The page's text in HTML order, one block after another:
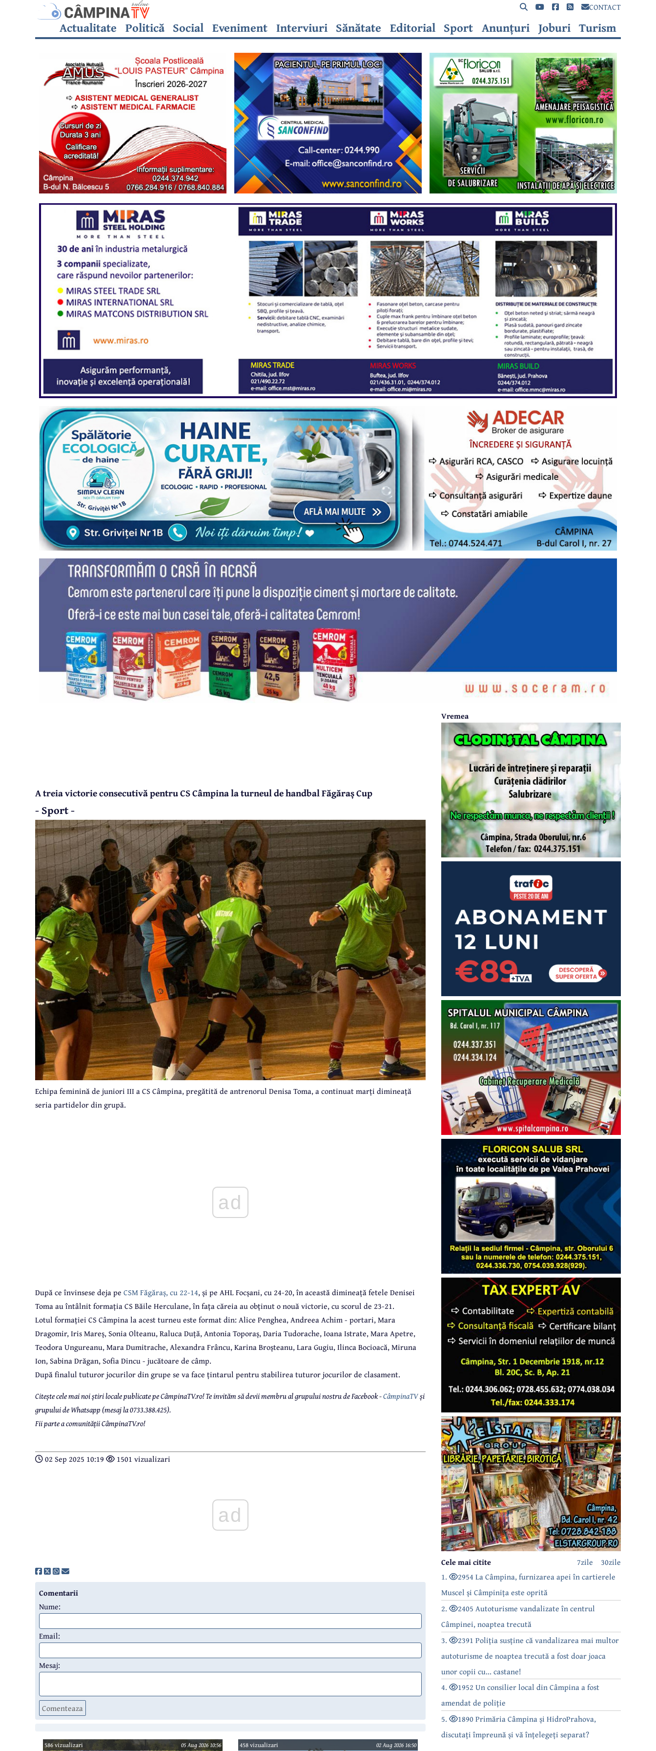
CONTACT
Actualitate Politică Social Eveniment Interviuri Sănătate Editorial Sport Anunțuri Joburi Turism
A treia victorie consecutivă pentru CS Câmpina la turneul de handbal Făgăraș Cup
- Sport -
Echipa feminină de juniori III a CS Câmpina, pregătită de antrenorul Denisa Toma, a continuat marți dimineață
seria partidelor din grupă.
ad
După ce învinsese deja pe CSM Făgăraș, cu 22-14, și pe AHL Focșani, cu 24-20, în această dimineață fetele Denisei
Toma au întâlnit formația CS Băile Herculane, în fața căreia au obținut o nouă victorie, cu scorul de 23-21.
Lotul formației CS Câmpina la acest turneu este format din: Alice Penghea, Andreea Achim - portari, Mara
Dragomir, Iris Mareș, Sonia Olteanu, Raluca Duță, Antonia Toporaș, Daria Tudorache, Ioana Istrate, Mara Apetre,
Teodora Ungureanu, Mara Dumitrache, Alexandra Frâncu, Karina Broșteanu, Lara Gugiu, Ilinca Bocioacă, Miruna
Ion, Sabina Drăgan, Sofia Dincu - jucătoare de câmp.
După finalul tuturor jocurilor din grupe se va face țintarul pentru stabilirea tuturor jocurilor de clasament.
Citește cele mai noi știri locale publicate pe CâmpinaTV.ro! Te invităm să devii membru al grupului nostru de Facebook -CâmpinaTVși
grupului de Whatsapp (mesaj la 0733.388.425).
Fii parte a comunității CâmpinaTV.ro!
02 Sep 2025 10:19 1501 vizualizari
ad
Comentarii
Nume:
Email:
Mesaj:
Comenteaza
Vremea
30zile
7zile
Cele mai citite
1.
2954 La Câmpina, furnizarea apei în cartierele
Muscel și Câmpinița este oprită
2.
2405 Autoturisme vandalizate în centrul
Câmpinei, noaptea trecută
3.
2391 Poliția susține că vandalizarea mai multor
autoturisme de noaptea trecută a fost doar joaca
unor copii cu... castane!
4.
1952 Un consilier local din Câmpina a fost
amendat de poliție
5.
1890 Primăria Câmpina și HidroPrahova,
discutați împreună și vă înțelegeți separat?
586 vizualizari 05 Aug 2026 10:56 458 vizualizari 02 Aug 2026 16:50